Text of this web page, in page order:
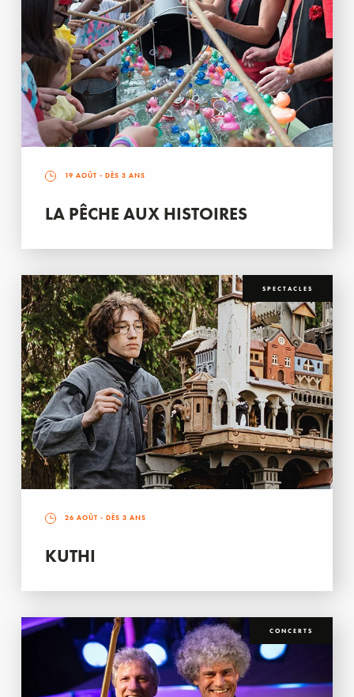
19 AOÛT - DÈS 3 ANS
LA PÊCHE AUX HISTOIRES
SPECTACLES
26 AOÛT - DÈS 3 ANS
KUTHI
CONCERTS